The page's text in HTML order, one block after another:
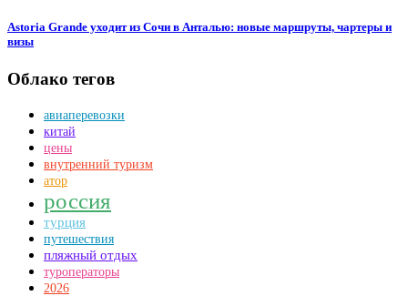
Astoria Grande уходит из Сочи в Анталью: новые маршруты, чартеры и
визы
Облако тегов
авиаперевозки
китай
цены
внутренний туризм
атор
россия
турция
путешествия
пляжный отдых
туроператоры
2026